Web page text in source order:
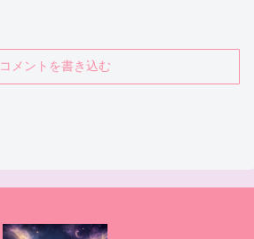
コメントを書き込む